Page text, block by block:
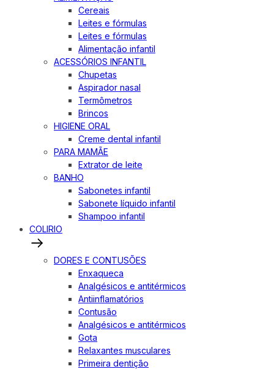
Cereais
Leites e fórmulas
Leites e fórmulas
Alimentação infantil
ACESSÓRIOS INFANTIL
Chupetas
Aspirador nasal
Termômetros
Brincos
HIGIENE ORAL
Creme dental infantil
PARA MAMÃE
Extrator de leite
BANHO
Sabonetes infantil
Sabonete líquido infantil
Shampoo infantil
COLIRIO
DORES E CONTUSÕES
Enxaqueca
Analgésicos e antitérmicos
Antiinflamatórios
Contusão
Analgésicos e antitérmicos
Gota
Relaxantes musculares
Primeira dentição